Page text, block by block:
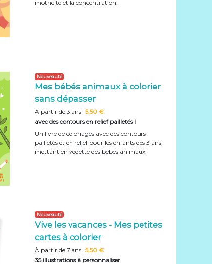
motricité et la concentration.
Nouveauté
Mes bébés animaux à colorier
sans dépasser
À partir de 3 ans 5,50 €
avec des contours en relief pailletés !
Un livre de coloriages avec des contours
pailletés et en relief pour les enfants dès 3 ans,
mettant en vedette des bébés animaux.
Nouveauté
Vive les vacances - Mes petites
cartes à colorier
À partir de 7 ans 5,50 €
35 illustrations à personnaliser